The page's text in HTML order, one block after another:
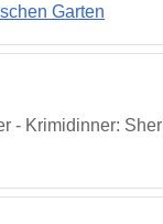
Garten
- Krimidinner: